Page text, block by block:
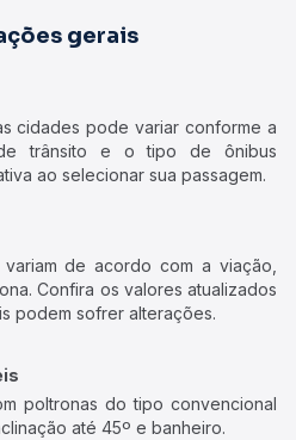
gerais
cidades pode variar conforme a
trânsito e o tipo de ônibus
ao selecionar sua passagem.
de acordo com a viação,
Confira os valores atualizados
podem sofrer alterações.
poltronas do tipo convencional
até 45º e banheiro.